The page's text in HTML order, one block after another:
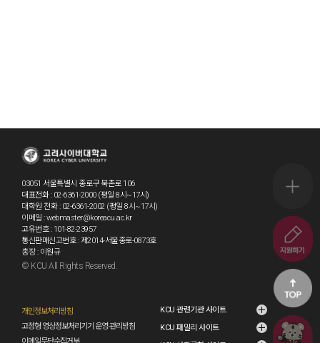
퀵메뉴
~8.20.(
코호에게
03051 서울특별시 종로구 북촌로 106
대표전화 : 02-6361-2000 (평일 8시~17시)
대학원 전화 : 02-6361-2002 (평일 8시~17시)
이메일 : webmaster@koreacu.ac.kr
고유번호 : 101-82-23957
통신판매신고번호 : 제2014-서울종로-0873호
총장 : 이원규
© KCU All Rights Reserved.
개인정보처리방침
고정형 영상정보처리기기 운영·관리방침
KCU 관련기관 사이트
KCU 패밀리 사이트